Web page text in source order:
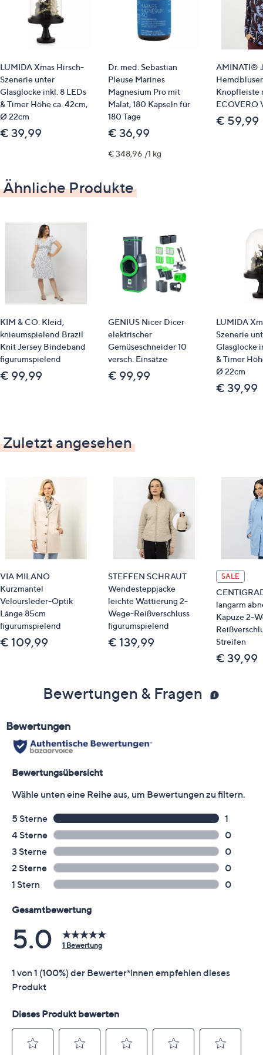
Schmuckknöpfe in beiden Vorderteilen
Haken- und Ösenverschluss an der offenen Kante
2 Pattentaschen
Maße (Größe 38) & Passform
Länge: ca. 90 cm
oberschenkelumspielende Länge
88 % Polyester, 12 % Elasthan
Pflege
Schonwäsche 30 °
Gut zu wissen
Für eine lässigere Passform bei unserem figurbetonten
größer zu bestellen. Dadurch bleibt der Blazer in seiner
aktuellen Silhouette, bietet jedoch einen entspannten
Tragekomfort.
LUMIDA Xmas Hirsch-
Szenerie unter
Glasglocke inkl. 8 LEDs
& Timer Höhe ca. 42cm,
Ø 22cm
€ 39,99
Dr. med. Sebastian
Pleuse Marines
Magnesium Pro mit
Malat, 180 Kapseln für
180 Tage
€ 36,99
€ 348,96 /1 kg
AMINATI®
Knopfleiste
ECOVERO
€ 59,99
Ähnliche Produkte
KIM & CO. Kleid,
knieumspielend Brazil
Knit Jersey Bindeband
figurumspielend
€ 99,99
GENIUS Nicer Dicer
elektrischer
Gemüseschneider 10
versch. Einsätze
€ 99,99
LUMIDA
Szenerie
Glasglocke
& Timer
Ø 22cm
€ 39,99
Zuletzt angesehen
VIA MILANO
Kurzmantel
Veloursleder-Optik
Länge 85cm
figurumspielend
€ 109,99
STEFFEN SCHRAUT
Wendesteppjacke
leichte Wattierung 2-
Wege-Reißverschluss
figurumspielend
€ 139,99
SALE
langarm
Kapuze 2-
Streifen
€ 39,99
Bewertungen & Fragen